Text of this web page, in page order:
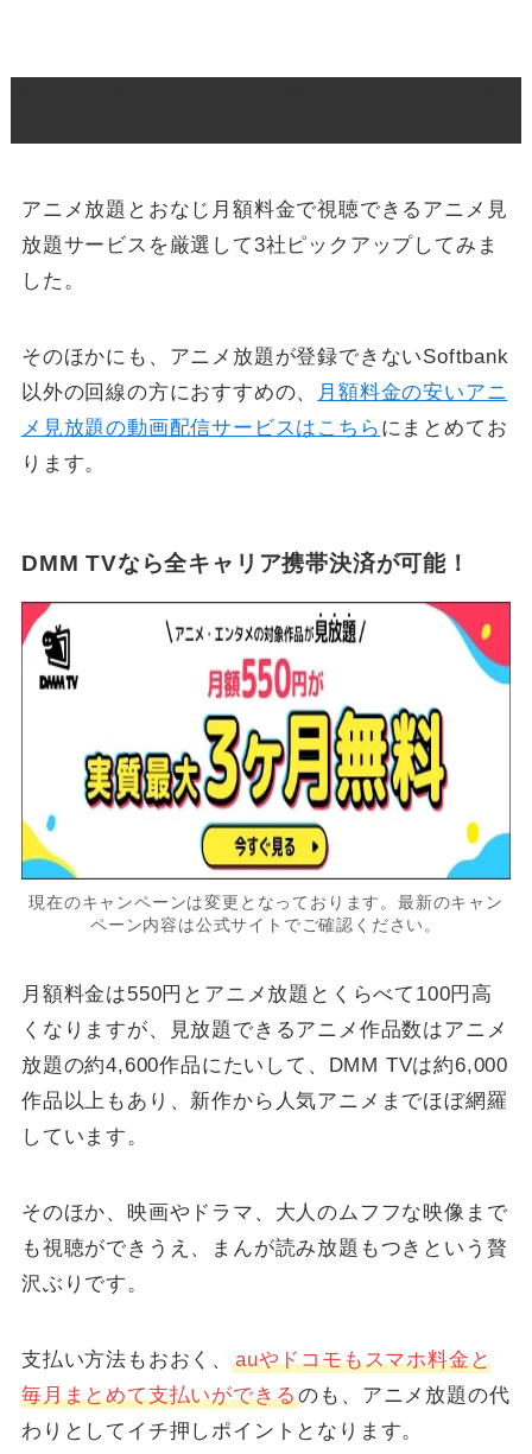
アニメ放題とおなじ月額料金で視聴できるアニメ見
放題サービスを厳選して3社ピックアップしてみま
した。
そのほかにも、アニメ放題が登録できないSoftbank
以外の回線の方におすすめの、
月額料金の安いアニ
メ見放題の動画配信サービスはこちら にまとめてお
ります。
DMM TVなら全キャリア携帯決済が可能！
現在のキャンペーンは変更となっております。最新のキャン
ペーン内容は公式サイトでご確認ください。
月額料金は550円とアニメ放題とくらべて100円高
くなりますが、見放題できるアニメ作品数はアニメ
放題の約4,600作品にたいして、DMM TVは約6,000
作品以上もあり、新作から人気アニメまでほぼ網羅
しています。
そのほか、映画やドラマ、大人のムフフな映像まで
も視聴ができうえ、まんが読み放題もつきという贅
沢ぶりです。
支払い方法もおおく、
auやドコモもスマホ料金と
毎月まとめて支払いができるのも、アニメ放題の代
わりとしてイチ押しポイントとなります。